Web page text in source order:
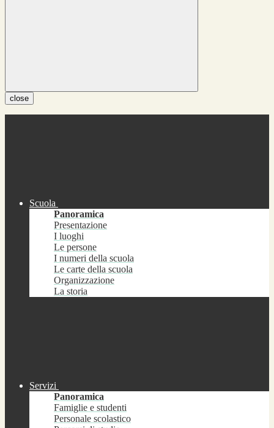
close
Scuola
Panoramica
Presentazione
I luoghi
Le persone
I numeri della scuola
Le carte della scuola
Organizzazione
La storia
Servizi
Panoramica
Famiglie e studenti
Personale scolastico